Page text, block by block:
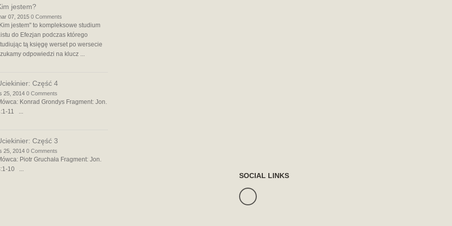
jestem?
07, 2015 0 Comments
jestem" to kompleksowe studium
do Efezjan podczas którego
tą księgę werset po wersecie
odpowiedzi na klucz ...
Część 4
25, 2014 0 Comments
Konrad Grondys Fragment: Jon.
11 ...
Część 3
25, 2014 0 Comments
Piotr Gruchała Fragment: Jon.
10 ...
SOCIAL LINKS